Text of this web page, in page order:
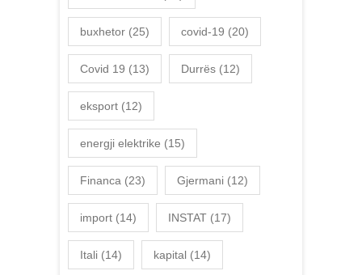
buxhetor (25) covid-19 (20)
Covid 19 (13) Durrës (12)
eksport (12)
energji elektrike (15)
Financa (23) Gjermani (12)
import (14) INSTAT (17)
Itali (14) kapital (14)